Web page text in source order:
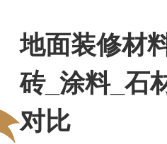
地面装修材
砖_涂料_石
对比